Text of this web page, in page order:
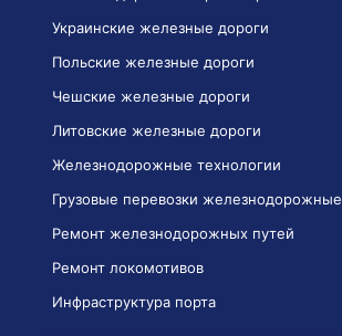
Украинские железные дороги
Польские железные дороги
Чешские железные дороги
Литовские железные дороги
Железнодорожные технологии
Грузовые перевозки железнодорожные
Ремонт железнодорожных путей
Ремонт локомотивов
Инфраструктура порта